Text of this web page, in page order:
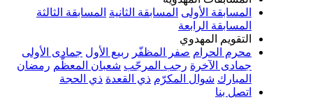
المسابقة الأولى المسابقة الثانية المسابقة الثالثة
المسابقة الرابعة
التقويم المهدوي
محرم الحرام صفر المظفّر ربيع الأول جمادى الأولى
جمادى الآخرة رجب المرجّب شعبان المعظّم رمضان
المبارك شوال المكرّم ذي القعدة ذي الحجة
اتصل بنا